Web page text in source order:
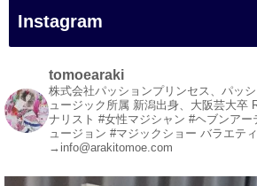
#白浜町
#変面ショー
#イベント
#宴会
#余興
1 5 X
Instagram
tomoearaki
株式会社パッションプリンセス、パッ
ュージック所属 新潟出身、大阪芸大卒
ナリスト #女性マジシャン #ヘブンアー
ュージョン #マジックショー バラエテ
→info@arakitomoe.com